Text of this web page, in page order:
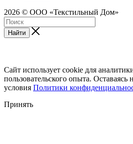
2026 © ООО «Текстильный Дом»
Найти
Сайт использует cookie для
пользовательского опыта.
условия Политики
Принять